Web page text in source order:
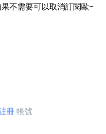
不需要可以取消訂閱歐~​
冊帳號